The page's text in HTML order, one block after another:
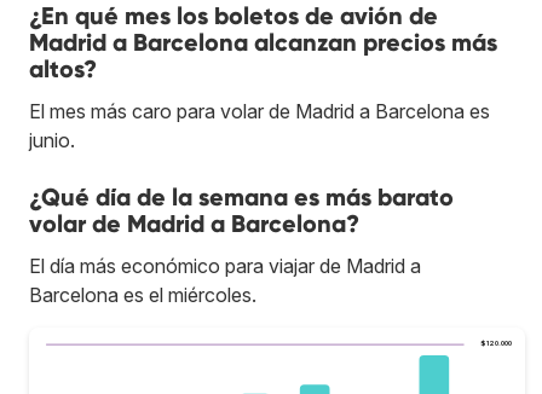
¿En qué mes los boletos de avión de
Madrid a Barcelona alcanzan precios más
altos?
El mes más caro para volar de Madrid a Barcelona es
junio.
¿Qué día de la semana es más barato
volar de Madrid a Barcelona?
El día más económico para viajar de Madrid a
Barcelona es el miércoles.
$120.000